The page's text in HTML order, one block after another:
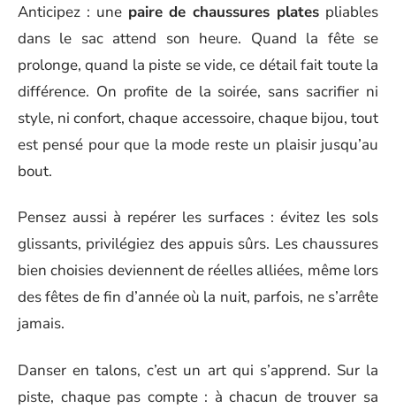
Anticipez : une paire de chaussures plates pliables
dans le sac attend son heure. Quand la fête se
prolonge, quand la piste se vide, ce détail fait toute la
différence. On profite de la soirée, sans sacrifier ni
style, ni confort, chaque accessoire, chaque bijou, tout
est pensé pour que la mode reste un plaisir jusqu’au
bout.
Pensez aussi à repérer les surfaces : évitez les sols
glissants, privilégiez des appuis sûrs. Les chaussures
bien choisies deviennent de réelles alliées, même lors
des fêtes de fin d’année où la nuit, parfois, ne s’arrête
jamais.
Danser en talons, c’est un art qui s’apprend. Sur la
piste, chaque pas compte : à chacun de trouver sa